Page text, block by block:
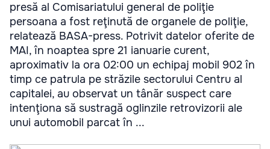
presă al Comisariatului general de poliţie
persoana a fost reţinută de organele de poliţie,
relatează BASA-press. Potrivit datelor oferite de
MAI, în noaptea spre 21 ianuarie curent,
aproximativ la ora 02:00 un echipaj mobil 902 în
timp ce patrula pe străzile sectorului Centru al
capitalei, au observat un tânăr suspect care
intenţiona să sustragă oglinzile retrovizorii ale
unui automobil parcat în ...